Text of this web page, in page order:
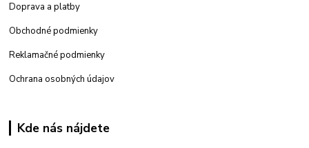
Doprava a platby
Obchodné podmienky
Reklamačné podmienky
Ochrana osobných údajov
Kde nás nájdete